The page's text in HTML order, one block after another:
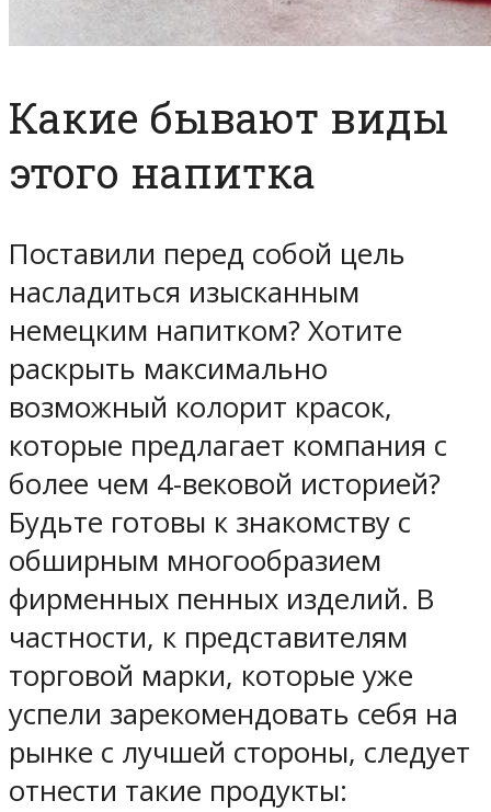
Какие бывают виды
этого напитка
Поставили перед собой цель
насладиться изысканным
немецким напитком? Хотите
раскрыть максимально
возможный колорит красок,
которые предлагает компания с
более чем 4-вековой историей?
Будьте готовы к знакомству с
обширным многообразием
фирменных пенных изделий. В
частности, к представителям
торговой марки, которые уже
успели зарекомендовать себя на
рынке с лучшей стороны, следует
отнести такие продукты: